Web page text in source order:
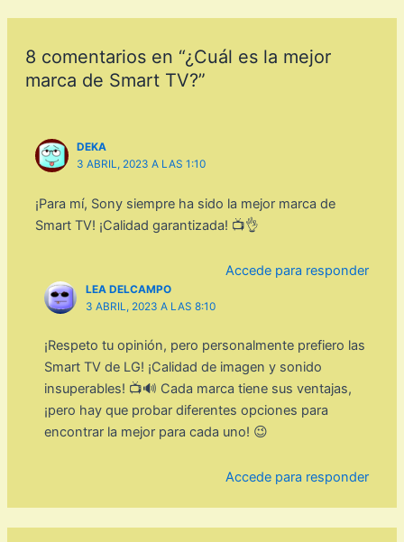
8 comentarios en “¿Cuál es la mejor
marca de Smart TV?”
DEKA
3 ABRIL, 2023 A LAS 1:10
¡Para mí, Sony siempre ha sido la mejor marca de
Smart TV! ¡Calidad garantizada! 📺👌
Accede para responder
LEA DELCAMPO
3 ABRIL, 2023 A LAS 8:10
¡Respeto tu opinión, pero personalmente prefiero las
Smart TV de LG! ¡Calidad de imagen y sonido
insuperables! 📺🔊 Cada marca tiene sus ventajas,
¡pero hay que probar diferentes opciones para
encontrar la mejor para cada uno! 😉
Accede para responder